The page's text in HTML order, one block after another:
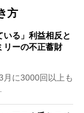
方
いる」利益相反と
リーの不正蓄財
に3000回以上も